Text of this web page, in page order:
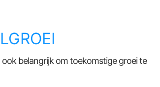
belangrijk om toekomstige groei te